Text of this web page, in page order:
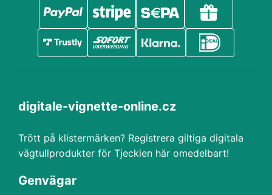
digitale-vignette-online.cz
Trött på klistermärken? Registrera giltiga digitala
vägtullprodukter för Tjeckien här omedelbart!
Genvägar